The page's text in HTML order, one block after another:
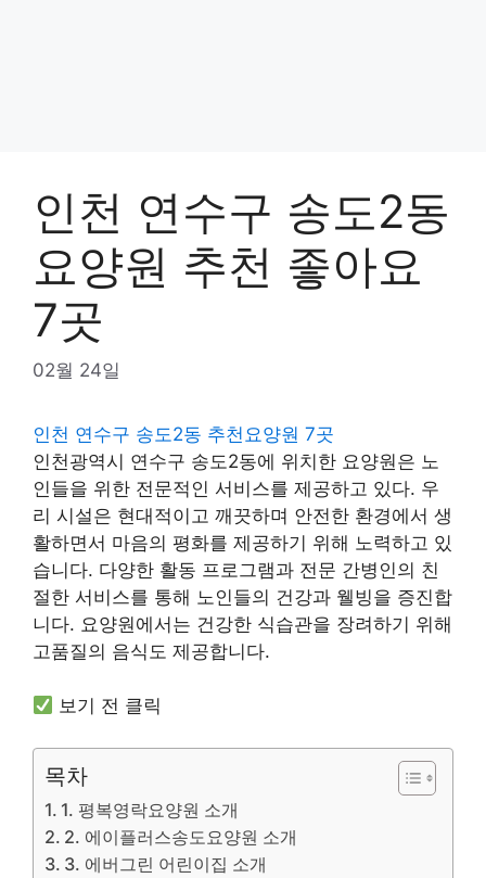
인천 연수구 송도2동
요양원 추천 좋아요
7곳
02월 24일
인천 연수구 송도2동 추천요양원 7곳
인천광역시 연수구 송도2동에 위치한 요양원은 노
인들을 위한 전문적인 서비스를 제공하고 있다. 우
리 시설은 현대적이고 깨끗하며 안전한 환경에서 생
활하면서 마음의 평화를 제공하기 위해 노력하고 있
습니다. 다양한 활동 프로그램과 전문 간병인의 친
절한 서비스를 통해 노인들의 건강과 웰빙을 증진합
니다. 요양원에서는 건강한 식습관을 장려하기 위해
고품질의 음식도 제공합니다.
보기 전 클릭
목차
1. 평복영락요양원 소개
2. 에이플러스송도요양원 소개
3. 에버그린 어린이집 소개